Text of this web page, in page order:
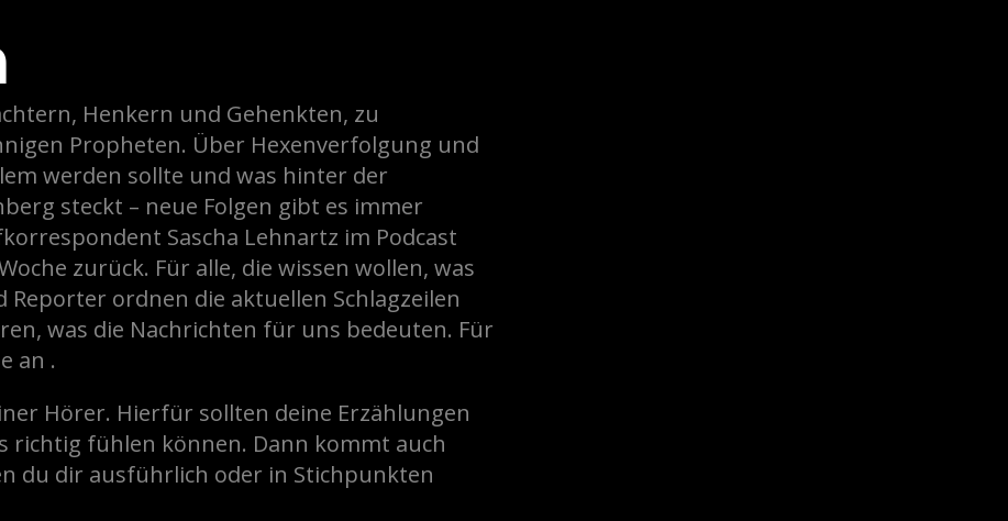
Henkern und Gehenkten, zu
Propheten. Über Hexenverfolgung und
werden sollte und was hinter der
steckt – neue Folgen gibt es immer
Sascha Lehnartz im Podcast
zurück. Für alle, die wissen wollen, was
ordnen die aktuellen Schlagzeilen
was die Nachrichten für uns bedeuten. Für
an .
Hörer. Hierfür sollten deine Erzählungen
richtig fühlen können. Dann kommt auch
du dir ausführlich oder in Stichpunkten